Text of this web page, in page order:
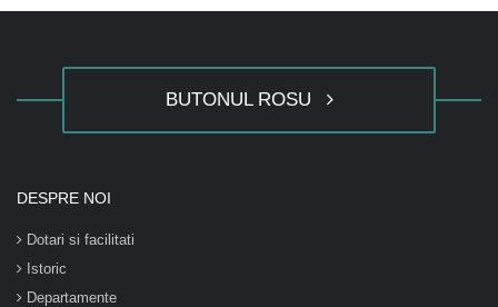
BUTONUL ROSU
DESPRE NOI
Dotari si facilitati
Istoric
Departamente